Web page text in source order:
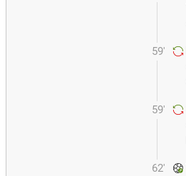
59'
59'
62'